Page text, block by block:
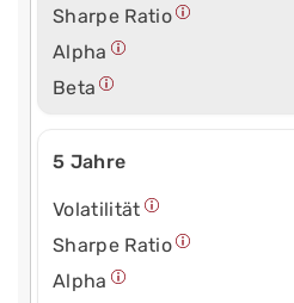
Sharpe Ratio
Alpha
Beta
5 Jahre
Volatilität
Sharpe Ratio
Alpha